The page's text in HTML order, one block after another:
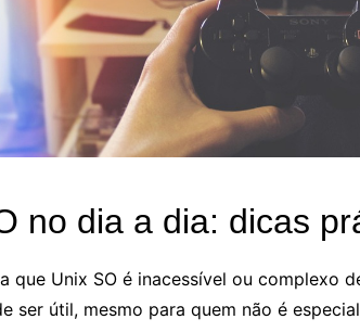
no dia a dia: dicas
que Unix SO é inacessível ou complexo
ser útil, mesmo para quem não é